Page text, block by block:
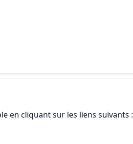
en cliquant sur les liens suivants :